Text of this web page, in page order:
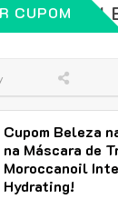
CUPOM
Cupom Beleza
na Máscara de
Moroccanoil
Hydrating!